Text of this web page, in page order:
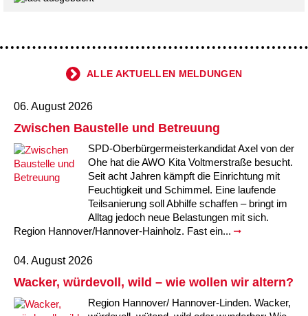
ALLE AKTUELLEN MELDUNGEN
06. August 2026
Zwischen Baustelle und Betreuung
SPD-Oberbürgermeisterkandidat Axel von der
Ohe hat die AWO Kita Voltmerstraße besucht.
Seit acht Jahren kämpft die Einrichtung mit
Feuchtigkeit und Schimmel. Eine laufende
Teilsanierung soll Abhilfe schaffen – bringt im
Alltag jedoch neue Belastungen mit sich.
Region Hannover/Hannover-Hainholz. Fast ein...
04. August 2026
Wacker, würdevoll, wild – wie wollen wir altern?
Region Hannover/ Hannover-Linden. Wacker,